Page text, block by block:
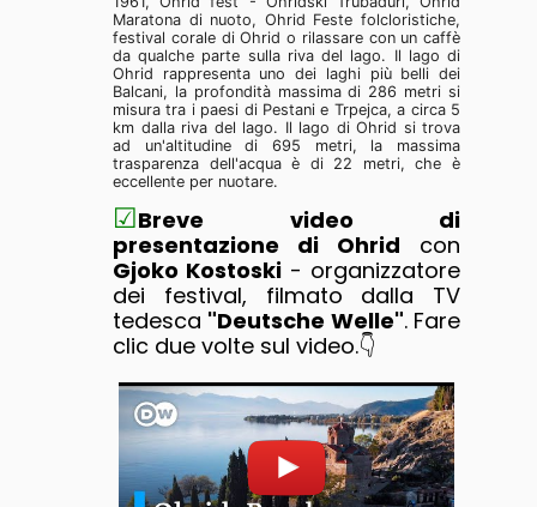
Maratona di nuoto, Ohrid Feste folcloristiche,
festival corale di Ohrid o rilassare con un caffè
da qualche parte sulla riva del lago. Il lago di
Ohrid rappresenta uno dei laghi più belli dei
Balcani, la profondità massima di 286 metri si
misura tra i paesi di Pestani e Trpejca, a circa 5
km dalla riva del lago. Il lago di Ohrid si trova
ad un'altitudine di 695 metri, la massima
trasparenza dell'acqua è di 22 metri, che è
eccellente per nuotare.
☑Breve video di
presentazione di Ohrid con
Gjoko Kostoski - organizzatore
dei festival, filmato dalla TV
tedesca "Deutsche Welle". Fare
clic due volte sul video.👇